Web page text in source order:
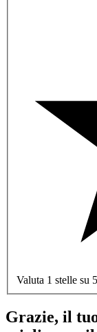
Valuta 1 stelle su 5
Grazie, il